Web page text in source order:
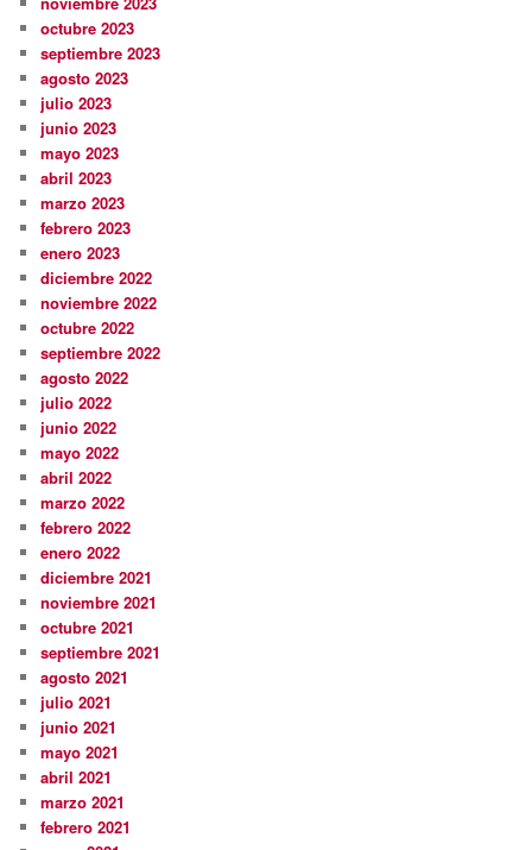
octubre 2023
septiembre 2023
agosto 2023
julio 2023
junio 2023
mayo 2023
abril 2023
marzo 2023
febrero 2023
enero 2023
diciembre 2022
noviembre 2022
octubre 2022
septiembre 2022
agosto 2022
julio 2022
junio 2022
mayo 2022
abril 2022
marzo 2022
febrero 2022
enero 2022
diciembre 2021
noviembre 2021
octubre 2021
septiembre 2021
agosto 2021
julio 2021
junio 2021
mayo 2021
abril 2021
marzo 2021
febrero 2021